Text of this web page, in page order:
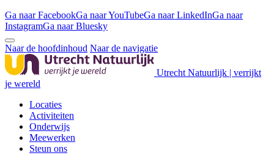
Ga naar FacebookGa naar YouTubeGa naar LinkedInGa naar
InstagramGa naar Bluesky
Naar de hoofdinhoud Naar de navigatie
Utrecht Natuurlijk | verrijkt
je wereld
Locaties
Activiteiten
Onderwijs
Meewerken
Steun ons